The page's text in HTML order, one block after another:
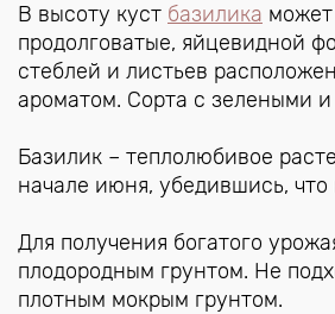
В высоту куст базилика
продолговатые, яйцевидной
стеблей и листьев
ароматом. Сорта с зелеными
Базилик – теплолюбивое
начале июня, убедившись,
Для получения богатого
плодородным грунтом. Не
плотным мокрым грунтом.